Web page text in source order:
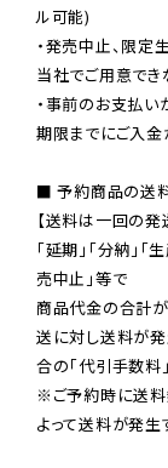
ル可能)
・発売中止、限
当社でご用意でき
・事前のお支払い
期限までにご入金
■ 予約商品の送
【送料は一回の発
「延期」「分納」
売中止」等で
商品代金の合計
送に対し送料が発
※ご予約時に送料
よって送料が発生